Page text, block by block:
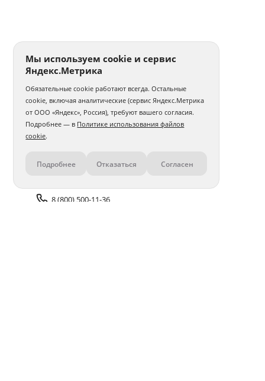
Контакты
8 (800) 500-11-36
Мы используем cookie и сервис
Яндекс.Метрика
Обязательные cookie работают всегда. Остальные
cookie, включая аналитические (сервис Яндекс.Метрика
от ООО «Яндекс», Россия), требуют вашего согласия.
Подробнее — в Политике использования файлов
cookie.
Подробнее Отказаться Согласен